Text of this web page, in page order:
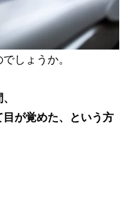
しょうか。
が覚めた、という方